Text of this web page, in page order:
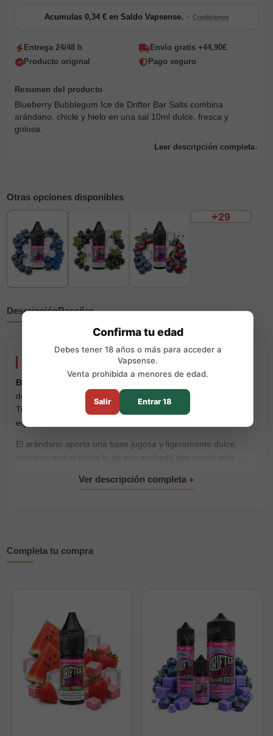
Acumulas 0,34 € en Saldo Vapsense. · Condiciones
Entrega 24/48 h
Envío gratis +44,90€
Producto original
Pago seguro
Blueberry Bubblegum Ice de Drifter Bar Salts combina
arándano, chicle y hielo en una sal 10ml dulce, fresca y
golosa.
Leer descripción completa
Otras opciones disponibles
+29
DescripciónReseñas
Blueberry Bubblegum Ice 10ml Drifter Bar Salts
Blueberry Bubblegum Ice 10ml Drifter Bar Salts
de nicotina con una mezcla dulce de arándano, chicle y hielo.
Tiene un sabor frutal y goloso, con el punto fresco justo para
equilibrar el dulzor.
El arándano aporta una base jugosa y ligeramente dulce,
mientras que el chicle le da ese acabado tipo candy más
sensación fresca sin tapar el sabor principal.
vape recargable
Proporción: 50% VG / 50% PG
Sabor: arándano, chicle y hielo
Marca: Drifter Bar Salts
Blueberry Bubblegum Ice Drifter Bar Saltsencaja bien si
buscas una sal dulce y fresca, con sabor a arándano y un
Completa tu compra
Confirma tu edad
Debes tener 18 años o más para acceder a
Vapsense.
Venta prohibida a menores de edad.
Salir Entrar 18